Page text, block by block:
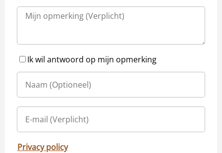
Ik wil antwoord op mijn opmerking
Privacy policy